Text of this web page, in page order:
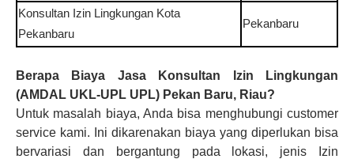
Konsultan Izin Lingkungan Kota
Pekanbaru
Pekanbaru
Berapa Biaya Jasa Konsultan Izin Lingkungan
(AMDAL UKL-UPL UPL) Pekan Baru, Riau?
Untuk masalah biaya, Anda bisa menghubungi customer
service kami. Ini dikarenakan biaya yang diperlukan bisa
bervariasi dan bergantung pada lokasi, jenis
Izin